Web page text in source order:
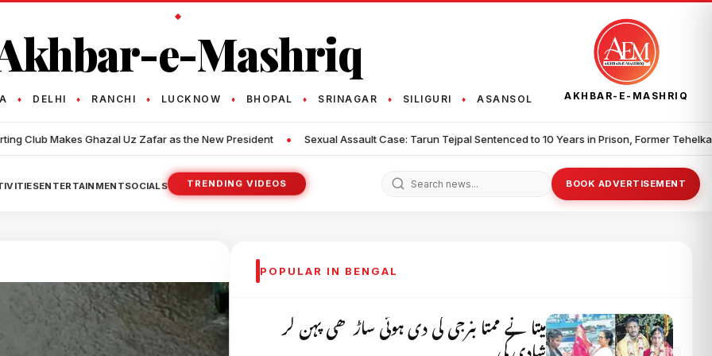
e-Mashriq
♦ DELHI ♦ RANCHI ♦ LUCKNOW ♦ BHOPAL ♦ SRINAGAR ♦ SILIGURI ♦ ASANSOL AKHBAR-E-MASHRIQ
New President • Sexual Assault Case: Tarun Tejpal Sentenced to 10 Years in Prison, Former Tehelka Editor to Appeal in Supreme Court •
ENTERTAINMENTSOCIALS TRENDING VIDEOS BOOK ADVERTISEMENT
POPULAR IN BENGAL
میتا نے ممتا بنرجی کی دی ہوئی ساڑھی پہن کر